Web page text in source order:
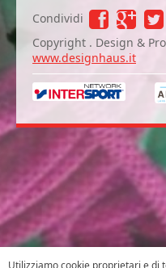
Condividi
Copyright . Design &
www.designhaus.it
Utilizziamo cookie proprietari e di